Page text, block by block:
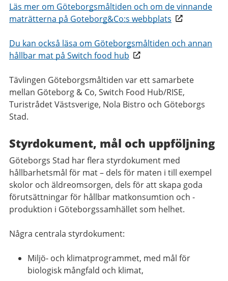
Läs mer om Göteborgsmåltiden och om de vinnande
maträtterna på Goteborg&Co:s webbplats
Du kan också läsa om Göteborgsmåltiden och annan
hållbar mat på Switch food hub
Tävlingen Göteborgsmåltiden var ett samarbete
mellan Göteborg & Co, Switch Food Hub/RISE,
Turistrådet Västsverige, Nola Bistro och Göteborgs
Stad.
Styrdokument, mål och uppföljning
Göteborgs Stad har flera styrdokument med
hållbarhetsmål för mat – dels för maten i till exempel
skolor och äldreomsorgen, dels för att skapa goda
förutsättningar för hållbar matkonsumtion och -
produktion i Göteborgssamhället som helhet.
Några centrala styrdokument:
Miljö- och klimatprogrammet, med mål för
biologisk mångfald och klimat,